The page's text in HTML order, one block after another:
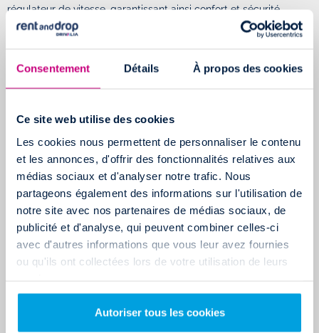
Consentement Détails À propos des cookies
Ce site web utilise des cookies
Les cookies nous permettent de personnaliser le contenu
et les annonces, d'offrir des fonctionnalités relatives aux
médias sociaux et d'analyser notre trafic. Nous
partageons également des informations sur l'utilisation de
notre site avec nos partenaires de médias sociaux, de
publicité et d'analyse, qui peuvent combiner celles-ci
avec d'autres informations que vous leur avez fournies
ou qu'ils ont collectées lors de votre utilisation de leurs
Autoriser tous les cookies
régulateur de vitesse, garantissant ainsi confort et sécurité
pendant votre utilisation.
Pour vous aider à faire le meilleur choix, consultez les
détailléesde chaque camion sur notre site web. Vous y trouverez
toutes les informations nécessaires pour sélectionner le véhicule
qui correspond le mieux à vos besoins.
Location utilitaire près de Albi en aller simple